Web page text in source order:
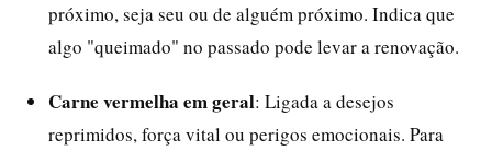
próximo, seja seu ou de alguém próximo. Indica que
algo "queimado" no passado pode levar a renovação.
Carne vermelha em geral: Ligada a desejos
reprimidos, força vital ou perigos emocionais. Para